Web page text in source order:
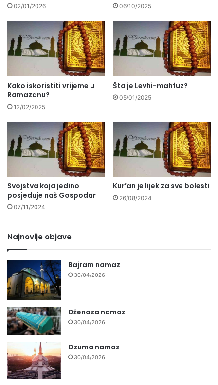
02/01/2026 06/10/2025
Kako iskoristiti vrijeme u
Ramazanu?
12/02/2025
Šta je Levhi-mahfuz?
05/01/2025
Svojstva koja jedino
posjeduje naš Gospodar
07/11/2024
Kur’an je lijek za sve bolesti
26/08/2024
Najnovije objave
Bajram namaz
30/04/2026
Dženaza namaz
30/04/2026
Dzuma namaz
30/04/2026